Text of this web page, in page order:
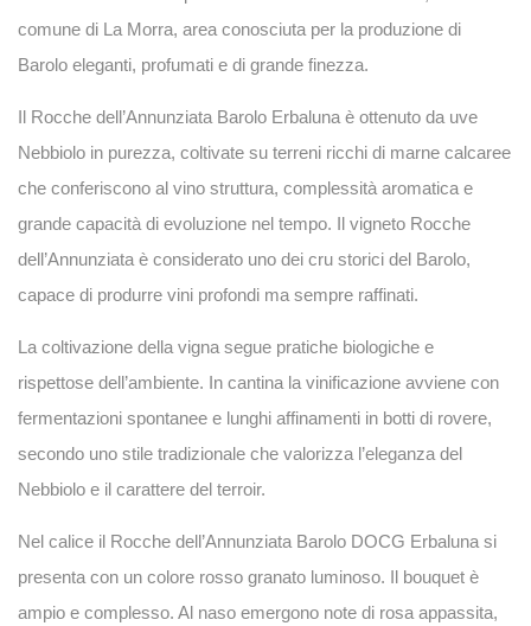
comune di La Morra, area conosciuta per la produzione di
Barolo eleganti, profumati e di grande finezza.
Il Rocche dell’Annunziata Barolo Erbaluna è ottenuto da uve
Nebbiolo in purezza, coltivate su terreni ricchi di marne calcaree
che conferiscono al vino struttura, complessità aromatica e
grande capacità di evoluzione nel tempo. Il vigneto Rocche
dell’Annunziata è considerato uno dei cru storici del Barolo,
capace di produrre vini profondi ma sempre raffinati.
La coltivazione della vigna segue pratiche biologiche e
rispettose dell’ambiente. In cantina la vinificazione avviene con
fermentazioni spontanee e lunghi affinamenti in botti di rovere,
secondo uno stile tradizionale che valorizza l’eleganza del
Nebbiolo e il carattere del terroir.
Nel calice il Rocche dell’Annunziata Barolo DOCG Erbaluna si
presenta con un colore rosso granato luminoso. Il bouquet è
ampio e complesso. Al naso emergono note di rosa appassita,